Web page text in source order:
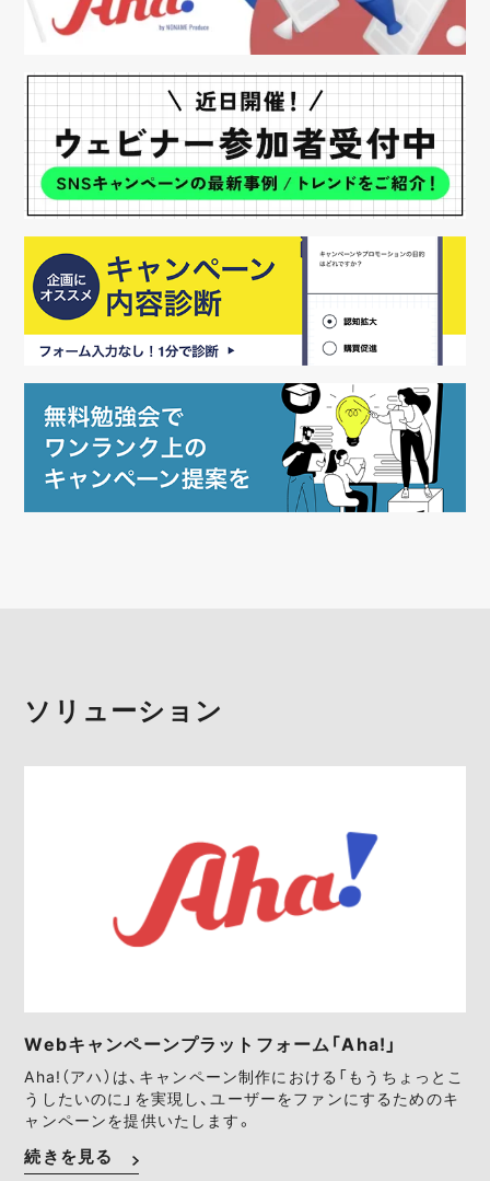
ソリューション
Webキャンペーンプラットフォーム「Aha!」
Aha!（アハ）は、キャンペーン制作における「もうちょっとこ
うしたいのに」を実現し、ユーザーをファンにするためのキ
ャンペーンを提供いたします。
続きを見る